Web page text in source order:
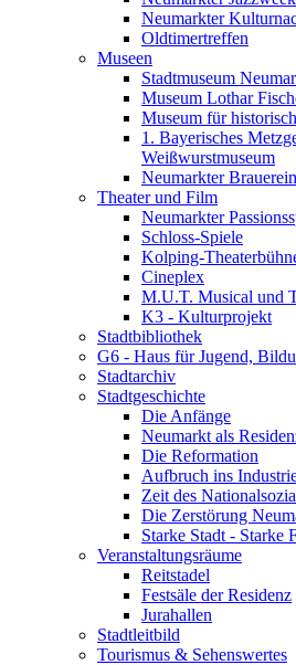
Neumarkter
Oldtimertreffen
Museen
Stadtmuseum
Museum Lothar
Museum für
1. Bayerisches
Weißwurstmuseum
Neumarkter
Theater und Film
Neumarkter
Schloss-Spiele
Kolping-
Cineplex
M.U.T. Musical und
K3 - Kulturprojekt
Stadtbibliothek
G6 - Haus für Jugend,
Stadtarchiv
Stadtgeschichte
Die Anfänge
Neumarkt als
Die Reformation
Aufbruch ins
Zeit des
Die Zerstörung
Starke Stadt - Starke
Veranstaltungsräume
Reitstadel
Festsäle der Residenz
Jurahallen
Stadtleitbild
Tourismus & Sehenswertes